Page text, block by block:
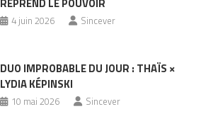
REPREND LE POUVOIR
4 juin 2026 Sincever
DUO IMPROBABLE DU JOUR : THAÏS ×
LYDIA KÉPINSKI
10 mai 2026 Sincever